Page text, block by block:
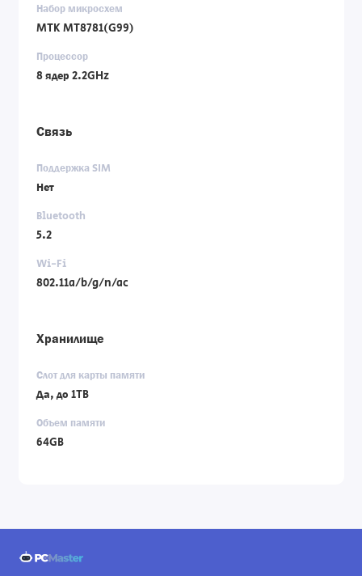
Набор микросхем
MTK MT8781(G99)
Процессор
8 ядер 2.2GHz
Связь
Поддержка SIM
Нет
Bluetooth
5.2
Wi-Fi
802.11a/b/g/n/ac
Хранилище
Слот для карты памяти
Да, до 1TB
Объем памяти
64GB